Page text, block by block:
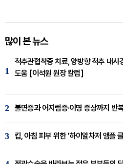
많이 본 뉴스
1
척추관협착증 치료, 양방향 척추 내시
도움 [이석원 원장 칼럼]
2
3 킵, 아침 피부 위한 '하이알차저 앰플